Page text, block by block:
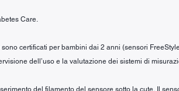
Care.
certificati per bambini dai 2 anni (sensori
dell’uso e la valutazione dei sistemi di
del filamento del sensore sotto la cute. Il